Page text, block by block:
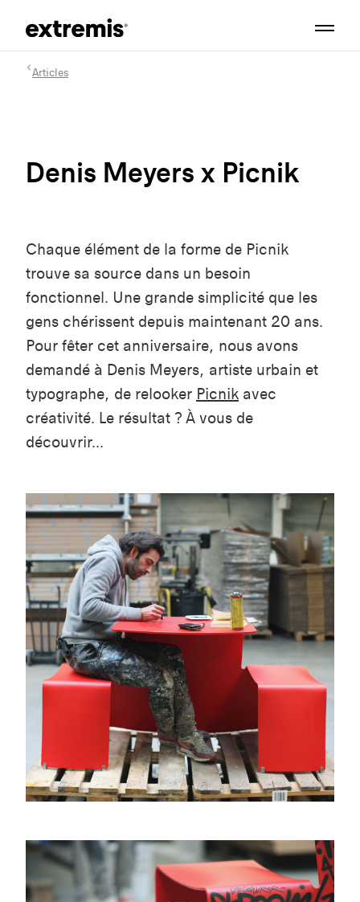
Articles
Denis Meyers x Picnik
Chaque élément de la forme de Picnik
trouve sa source dans un besoin
fonctionnel. Une grande simplicité que les
gens chérissent depuis maintenant 20 ans.
Pour fêter cet anniversaire, nous avons
demandé à Denis Meyers, artiste urbain et
typographe, de relooker Picnik avec
créativité. Le résultat ? À vous de
découvrir...